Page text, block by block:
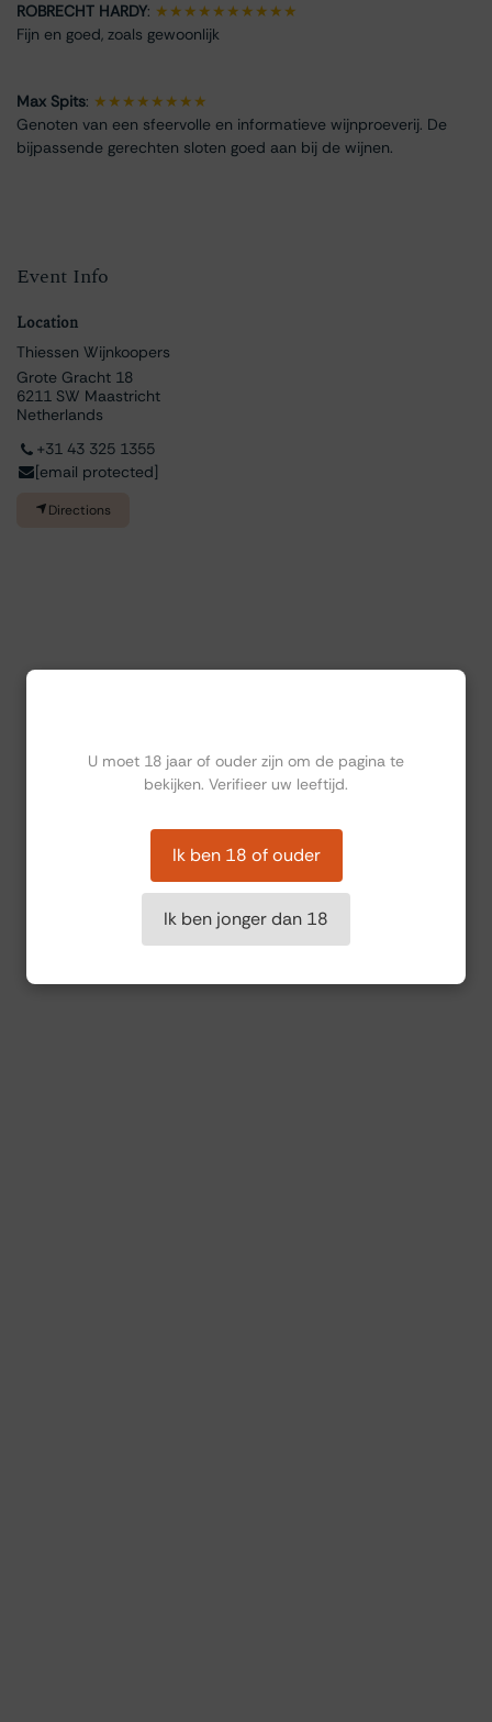
ROBRECHT HARDY: ★★★★★★★★★★
Fijn en goed, zoals gewoonlijk
Max Spits: ★★★★★★★★
Genoten van een sfeervolle en informatieve wijnproeverij. De
bijpassende gerechten sloten goed aan bij de wijnen.
Event Info
Location
Thiessen Wijnkoopers
Grote Gracht 18
6211 SW Maastricht
Netherlands
+31 43 325 1355
[email protected]
Directions
U moet 18 jaar of ouder zijn om de pagina te
bekijken. Verifieer uw leeftijd.
Ik ben 18 of ouder
Ik ben jonger dan 18